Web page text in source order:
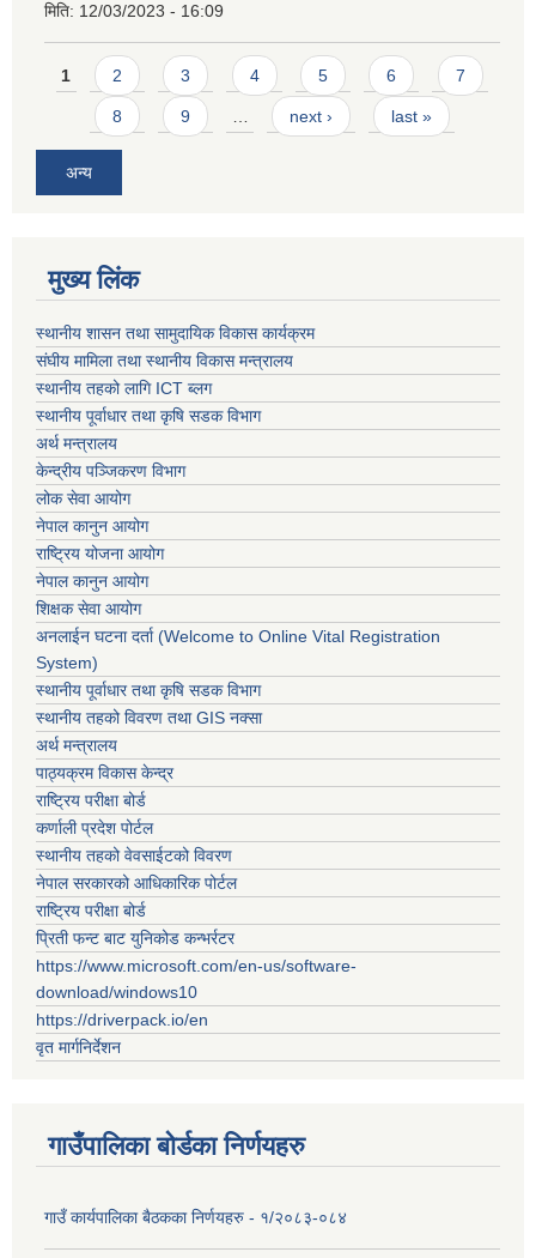
मिति: 12/03/2023 - 16:09
Pages
1 2 3 4 5 6 7
8 9 … next › last »
अन्य
मुख्य लिंक
स्थानीय शासन तथा सामुदायिक विकास कार्यक्रम
संघीय मामिला तथा स्थानीय विकास मन्त्रालय
स्थानीय तहको लागि ICT ब्लग
स्थानीय पूर्वाधार तथा कृषि सडक विभाग
अर्थ मन्त्रालय
केन्द्रीय पञ्जिकरण विभाग
लोक सेवा आयोग
नेपाल कानुन आयोग
राष्ट्रिय योजना आयोग
नेपाल कानुन आयोग
शिक्षक सेवा आयोग
अनलाईन घटना दर्ता (Welcome to Online Vital Registration
System)
स्थानीय पूर्वाधार तथा कृषि सडक विभाग
स्थानीय तहको विवरण तथा GIS नक्सा
अर्थ मन्त्रालय
पाठ्यक्रम विकास केन्द्र
राष्ट्रिय परीक्षा बोर्ड
कर्णाली प्रदेश पोर्टल
स्थानीय तहको वेवसाईटको विवरण
नेपाल सरकारको आधिकारिक पोर्टल
राष्ट्रिय परीक्षा बोर्ड
प्रिती फन्ट बाट युनिकोड कन्भर्रटर
https://www.microsoft.com/en-us/software-
download/windows10
https://driverpack.io/en
वृत मार्गनिर्देशन
गाउँपालिका बोर्डका निर्णयहरु
गाउँ कार्यपालिका बैठकका निर्णयहरु - १/२०८३-०८४